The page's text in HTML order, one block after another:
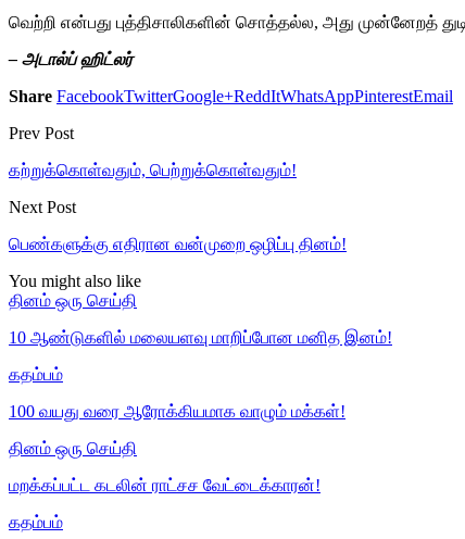
வெற்றி என்பது புத்திசாலிகளின் சொத்தல்ல, அது முன்னேறத்
– அடால்ப் ஹிட்லர்
Share FacebookTwitterGoogle+ReddItWhatsAppPinterestEmail
Prev Post
கற்றுக்கொள்வதும், பெற்றுக்கொள்வதும்!
Next Post
பெண்களுக்கு எதிரான வன்முறை ஒழிப்பு தினம்!
You might also like
தினம் ஒரு செய்தி
10 ஆண்டுகளில் மலையளவு மாறிப்போன மனித இனம்!
கதம்பம்
100 வயது வரை ஆரோக்கியமாக வாழும் மக்கள்!
தினம் ஒரு செய்தி
மறக்கப்பட்ட கடலின் ராட்சச வேட்டைக்காரன்!
கதம்பம்